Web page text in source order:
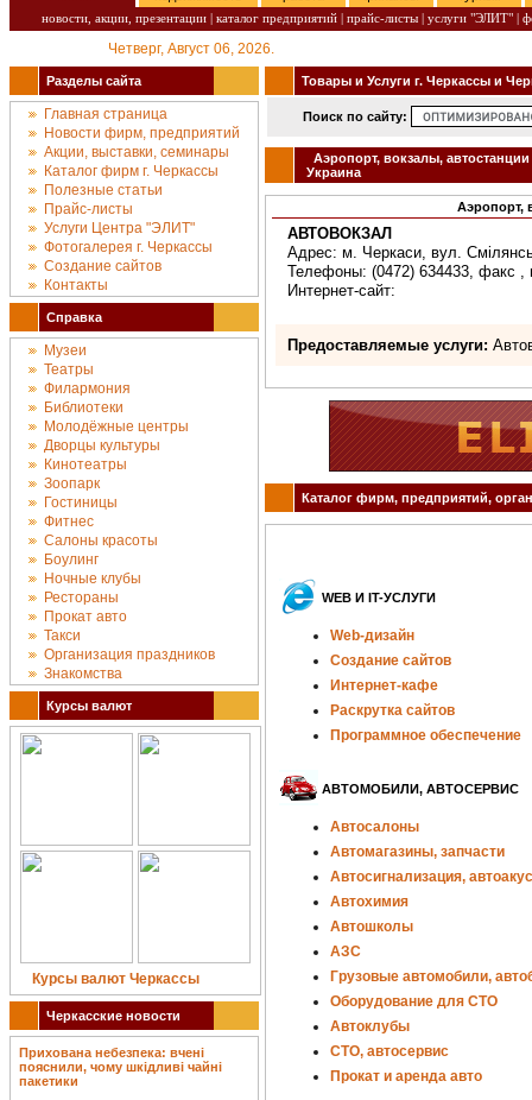
новости, акции, презентации | каталог предприятий | прайс-листы | услуги "ЭЛИТ" |
Четверг, Август 06, 2026.
Разделы сайта
Главная страница
Новости фирм, предприятий
Акции, выставки, семинары
Каталог фирм г. Черкассы
Полезные статьи
Прайс-листы
Услуги Центра "ЭЛИТ"
Фотогалерея г. Черкассы
Создание сайтов
Контакты
Справка
Музеи
Театры
Филармония
Библиотеки
Молодёжные центры
Дворцы культуры
Кинотеатры
Зоопарк
Гостиницы
Фитнес
Салоны красоты
Боулинг
Ночные клубы
Рестораны
Прокат авто
Такси
Организация праздников
Знакомства
Курсы валют
Курсы валют Черкассы
Черкасские новости
Прихована небезпека: вчені
пояснили, чому шкідливі чайні
пакетики
Товары и Услуги г. Черкассы и
Поиск по сайту:
Аэропорт, вокзалы,
Украина
Аэропорт,
АВТОВОКЗАЛ
Адрес: м. Черкаси, вул.
Телефоны: (0472) 634433, факс ,
Интернет-сайт:
Предоставляемые услуги:
Каталог фирм, предприятий,
WEB И IT-УСЛУГИ
Web-дизайн
Создание сайтов
Интернет-кафе
Раскрутка сайтов
Программное обеспечение
АВТОМОБИЛИ, АВТОСЕРВИС
Автосалоны
Автомагазины, запчасти
Автосигнализация,
Автохимия
Автошколы
АЗС
Грузовые автомобили,
Оборудование для СТО
Автоклубы
СТО, автосервис
Прокат и аренда авто